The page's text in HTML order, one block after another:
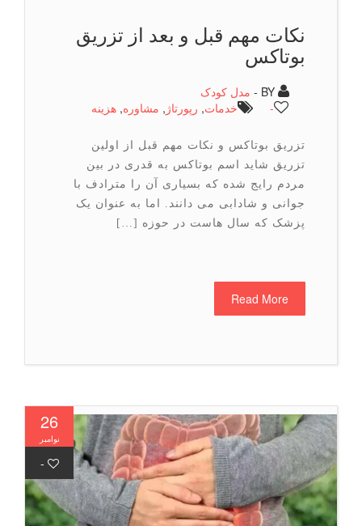
نکات مهم قبل و بعد از تزریق
بوتاکس
مدل کودک
خدمات,رپورتاژ, مشاوره,هزینه
تزریق بوتاکس و نکات مهم قبل از اولین
تزریق شاید اسم بوتاکس به قدری در بین
مردم رایج شده که بسیاری آن را مترادف با
جوانی و شادابی می دانند. اما به عنوان یک
پزشک که سال هاست در حوزه […]
Read More
26
نوامبر
-